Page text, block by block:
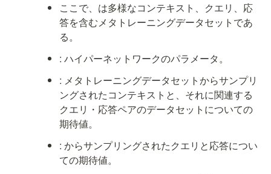
ここで、 は多様なコンテキスト、クエリ、応
答を含むメタトレーニングデータセットであ
る。
: ハイパーネットワークのパラメータ。
: メタトレーニングデータセットからサンプリ
ングされたコンテキスト と、それに関連する
クエリ・応答ペアのデータセット についての
期待値。
: からサンプリングされたクエリ と応答につい
ての期待値。